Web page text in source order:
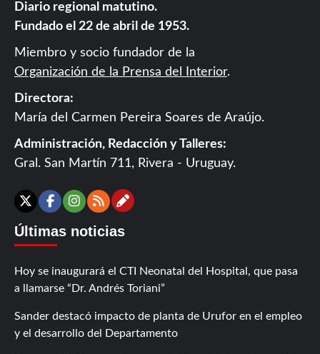
Diario regional matutino.
Fundado el 22 de abril de 1953.
Miembro y socio fundador de la
Organización de la Prensa del Interior.
Directora:
María del Carmen Pereira Soares de Araújo.
Administración, Redacción y Talleres:
Gral. San Martín 711, Rivera - Uruguay.
X Facebook
Instagram
RSSContáctanos
Últimas noticias
Hoy se inaugurará el CTI Neonatal del Hospital, que pasa
a llamarse “Dr. Andrés Toriani”
Sander destacó impacto de planta de Urufor en el empleo
y el desarrollo del Departamento